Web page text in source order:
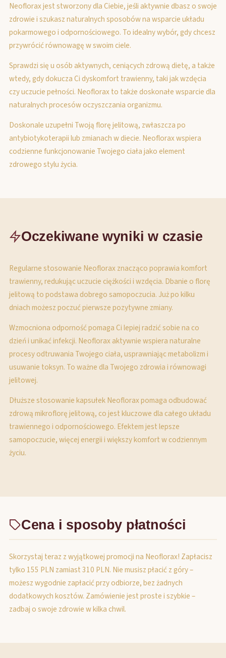
Neoflorax jest stworzony dla Ciebie, jeśli aktywnie dbasz o swoje
zdrowie i szukasz naturalnych sposobów na wsparcie układu
pokarmowego i odpornościowego. To idealny wybór, gdy chcesz
przywrócić równowagę w swoim ciele.
Sprawdzi się u osób aktywnych, ceniących zdrową dietę, a także
wtedy, gdy dokucza Ci dyskomfort trawienny, taki jak wzdęcia
czy uczucie pełności. Neoflorax to także doskonałe wsparcie dla
naturalnych procesów oczyszczania organizmu.
Doskonale uzupełni Twoją florę jelitową, zwłaszcza po
antybiotykoterapii lub zmianach w diecie. Neoflorax wspiera
codzienne funkcjonowanie Twojego ciała jako element
zdrowego stylu życia.
Oczekiwane wyniki w czasie
Regularne stosowanie Neoflorax znacząco poprawia komfort
trawienny, redukując uczucie ciężkości i wzdęcia. Dbanie o florę
jelitową to podstawa dobrego samopoczucia. Już po kilku
dniach możesz poczuć pierwsze pozytywne zmiany.
Wzmocniona odporność pomaga Ci lepiej radzić sobie na co
dzień i unikać infekcji. Neoflorax aktywnie wspiera naturalne
procesy odtruwania Twojego ciała, usprawniając metabolizm i
usuwanie toksyn. To ważne dla Twojego zdrowia i równowagi
jelitowej.
Dłuższe stosowanie kapsułek Neoflorax pomaga odbudować
zdrową mikroflorę jelitową, co jest kluczowe dla całego układu
trawiennego i odpornościowego. Efektem jest lepsze
samopoczucie, więcej energii i większy komfort w codziennym
życiu.
Cena i sposoby płatności
Skorzystaj teraz z wyjątkowej promocji na Neoflorax! Zapłacisz
tylko 155 PLN zamiast 310 PLN. Nie musisz płacić z góry –
możesz wygodnie zapłacić przy odbiorze, bez żadnych
dodatkowych kosztów. Zamówienie jest proste i szybkie –
zadbaj o swoje zdrowie w kilka chwil.